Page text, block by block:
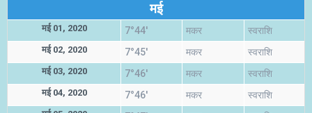
मई
मई 01, 2020 7°44' मकर स्वराशि
मई 02, 2020 7°45' मकर स्वराशि
मई 03, 2020 7°46' मकर स्वराशि
मई 04, 2020 7°46' मकर स्वराशि